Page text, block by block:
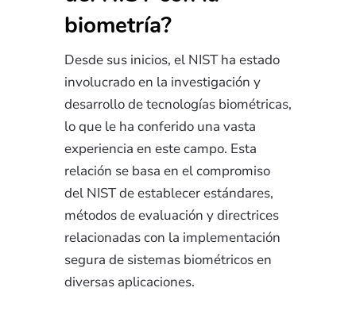
biometría?
Desde sus inicios, el NIST ha estado
involucrado en la investigación y
desarrollo de tecnologías biométricas,
lo que le ha conferido una vasta
experiencia en este campo. Esta
relación se basa en el compromiso
del NIST de establecer estándares,
métodos de evaluación y directrices
relacionadas con la implementación
segura de sistemas biométricos en
diversas aplicaciones.